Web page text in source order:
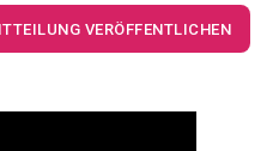
VERÖFFENTLICHEN